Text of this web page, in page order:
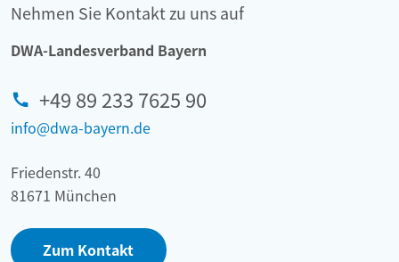
Nehmen Sie Kontakt zu uns auf
DWA-Landesverband Bayern
+49 89 233 7625 90
info@dwa-bayern.de
Friedenstr. 40
81671 München
Zum Kontakt